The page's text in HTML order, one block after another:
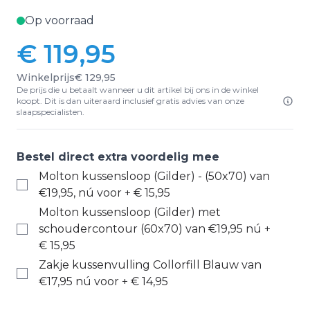
Op voorraad
€ 119,95
Winkelprijs€ 129,95
De prijs die u betaalt wanneer u dit artikel bij ons in de winkel
koopt. Dit is dan uiteraard inclusief gratis advies van onze
slaapspecialisten.
Bestel direct extra voordelig mee
Molton kussensloop (Gilder) - (50x70) van
€19,95, nú voor + € 15,95
Molton kussensloop (Gilder) met
schoudercontour (60x70) van €19,95 nú +
€ 15,95
Zakje kussenvulling Collorfill Blauw van
€17,95 nú voor + € 14,95